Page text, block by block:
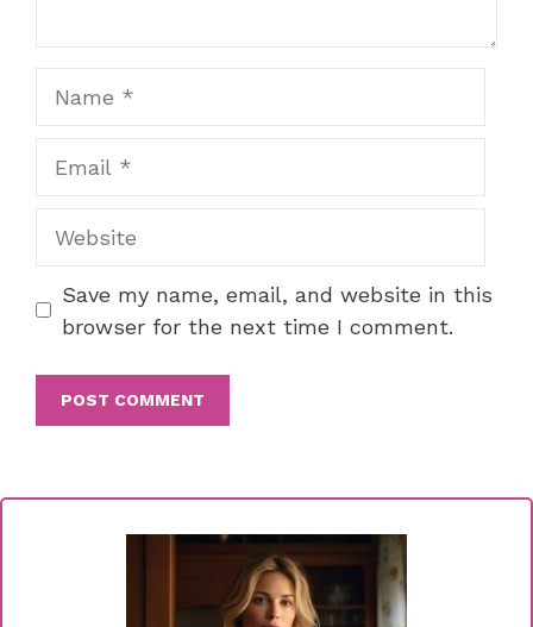
Save my name, email, and website in this
browser for the next time I comment.